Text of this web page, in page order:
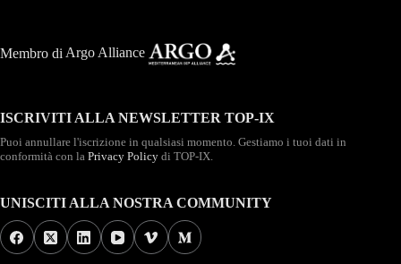
Membro di Argo Alliance
ISCRIVITI ALLA NEWSLETTER TOP-IX
Puoi annullare l'iscrizione in qualsiasi momento. Gestiamo i tuoi dati in
conformità con la Privacy Policy di TOP-IX.
UNISCITI ALLA NOSTRA COMMUNITY